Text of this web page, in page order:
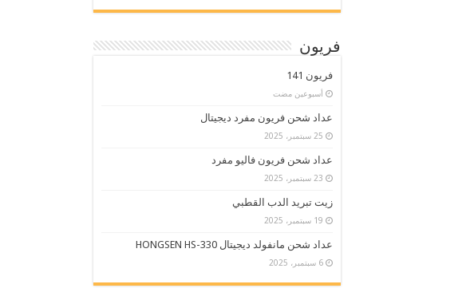
فريون
فريون 141
‏أسبوعين مضت
عداد شحن فريون مفرد ديجيتال
25 سبتمبر، 2025
عداد شحن فريون فاليو مفرد
23 سبتمبر، 2025
زيت تبريد الدب القطبي
19 سبتمبر، 2025
عداد شحن مانفولد ديجيتال HONGSEN HS-330
6 سبتمبر، 2025